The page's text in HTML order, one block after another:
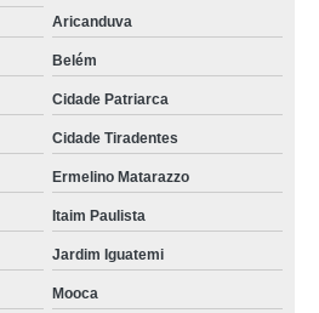
Aricanduva
Belém
Cidade Patriarca
Cidade Tiradentes
Ermelino Matarazzo
Itaim Paulista
Jardim Iguatemi
Mooca